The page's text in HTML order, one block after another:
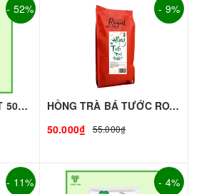
- 52%
HỒNG TRÀ ĐẶC BIỆT 50G - ROYAL I NGUYÊN LIỆU PHA CHẾ - TOBEE FOOD
- 9%
HỒNG TRÀ BÁ TƯỚC ROYAL (gói 500g)
50.000₫
55.000₫
- 11% - 4%